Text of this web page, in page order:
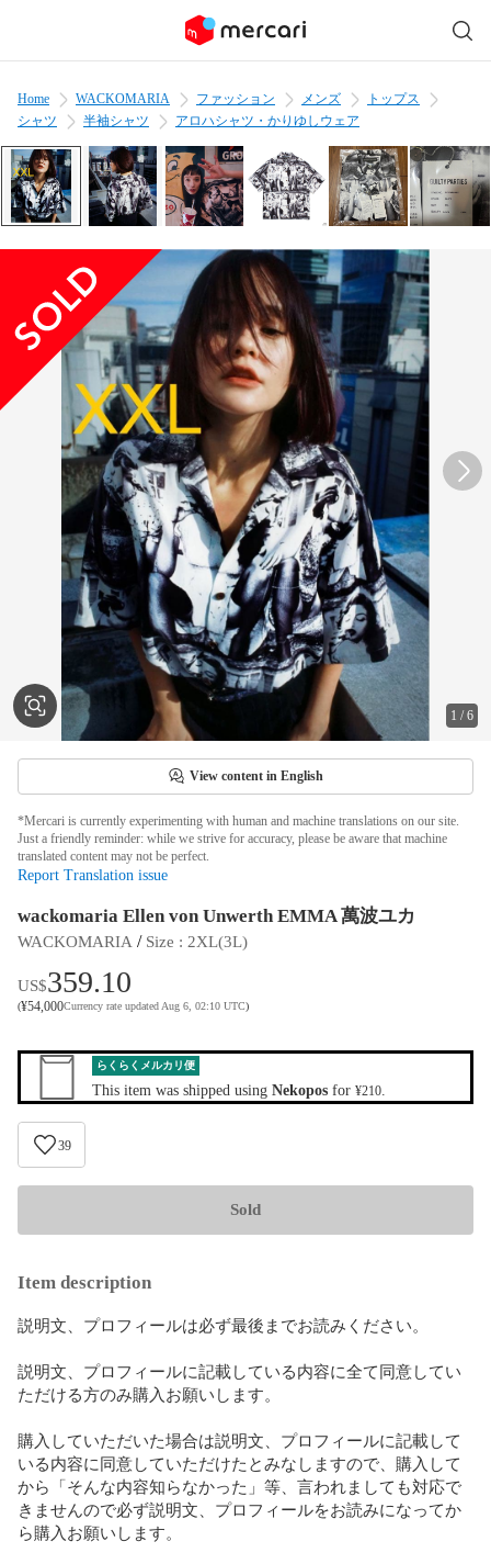
Home WACKOMARIA ファッション メンズ
トップス
シャツ
半袖シャツ アロハシャツ・かりゆしウェア
1 /6
View content in English
*Mercari is currently experimenting with human and machine translations on our site.
Just a friendly reminder: while we strive for accuracy, please be aware that machine
translated content may not be perfect.
Report Translation issue
wackomaria Ellen von Unwerth EMMA 萬波ユカ
WACKOMARIA / Size : 2XL(3L)
US$359.10
(¥54,000Currency rate updated Aug 6, 02:10 UTC)
らくらくメルカリ便
This item was shipped using Nekopos for ¥210
39
Sold
Item description
説明文、プロフィールは必ず最後までお読みください。
説明文、プロフィールに記載している内容に全て同意してい
ただける方のみ購入お願いします。
購入していただいた場合は説明文、プロフィールに記載して
いる内容に同意していただけたとみなしますので、購入して
から「そんな内容知らなかった」等、言われましても対応で
きませんので必ず説明文、プロフィールをお読みになってか
ら購入お願いします。